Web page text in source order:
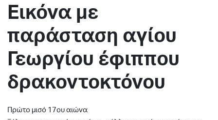
Εικόνα με
παράσταση αγίου
Γεωργίου έφιππου
δρακοντοκτόνου
Πρώτο μισό 17ου αιώνα